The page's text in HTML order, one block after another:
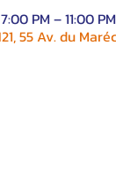
PM – 11:00
55 Av. du